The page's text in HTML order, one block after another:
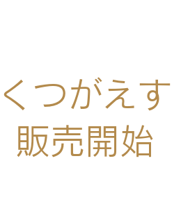
つがえす
販売開始